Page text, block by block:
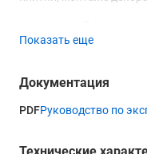
заряжать
день, на полностью
зарядки используется
Показать еще
Документация
PDFРуководство по